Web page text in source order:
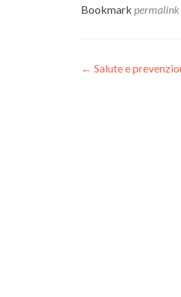
Bookmark permalink
← Salute e